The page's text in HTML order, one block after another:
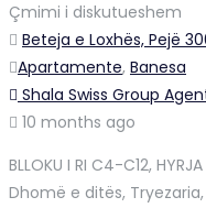
Çmimi i diskutueshem
Beteja e Loxhës, Pejë
Apartamente, Banesa
Shala Swiss Group
10 months ago
BLLOKU I RI C4-C12,
Dhomë e ditës, Tryezaria,